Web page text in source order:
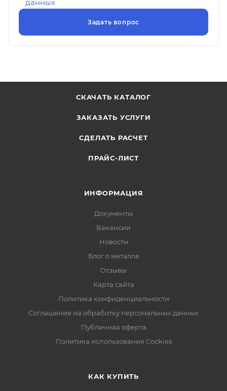
данных
СКАЧАТЬ КАТАЛОГ
ЗАКАЗАТЬ УСЛУГИ
СДЕЛАТЬ РАСЧЕТ
ПРАЙС-ЛИСТ
ИНФОРМАЦИЯ
Документы
Вакансии
Новости
Блог о металле
Отзывы
Карта сайта
Политика конфиденциальности
Соглашение на обработку персональных данных
Публичная оферта
Политика использования Cookies
КАК КУПИТЬ